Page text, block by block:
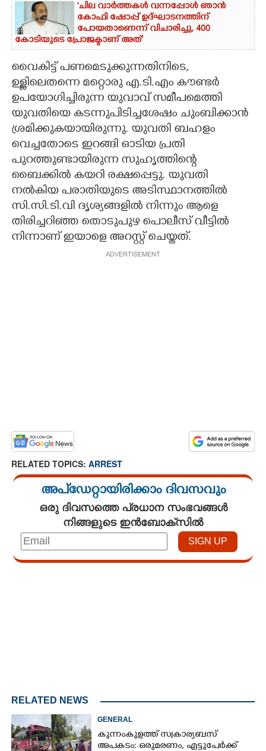
'ചില വാർത്തകൾ വന്നപ്പോൾ ഞാൻ
കോഫി ഷോപ്പ് ഉദ്ഘാടനത്തിന്
പോയതാണെന്ന് വിചാരിച്ചു, 400
കോടിയുടെ പ്രോജക്ടാണ് അത്'
വൈകിട്ട് പണമെടുക്കുന്നതിനിടെ,
ഉള്ളിലെതന്നെ മറ്റൊരു എ.ടി.എം കൗണ്ടർ
ഉപയോഗിച്ചിരുന്ന യുവാവ് സമീപമെത്തി
യുവതിയെ കടന്നുപിടിച്ചശേഷം ചുംബിക്കാൻ
ശ്രമിക്കുകയായിരുന്നു. യുവതി ബഹളം
വെച്ചതോടെ ഇറങ്ങി ഓടിയ പ്രതി
പുറത്തുണ്ടായിരുന്ന സുഹൃത്തിന്റെ
ബൈക്കിൽ കയറി രക്ഷപ്പെട്ടു. യുവതി
നൽകിയ പരാതിയുടെ അടിസ്ഥാനത്തിൽ
സി.സി.ടി.വി ദൃശ്യങ്ങളിൽ നിന്നും ആളെ
തിരിച്ചറിഞ്ഞ തൊടുപുഴ പൊലീസ് വീട്ടിൽ
നിന്നാണ് ഇയാളെ അറസ്റ്റ് ചെയ്തത്.
ADVERTISEMENT
RELATED TOPICS: ARREST
അപ്ഡേറ്റായിരിക്കാം ദിവസവും
ഒരു ദിവസത്തെ പ്രധാന സംഭവങ്ങൾ
നിങ്ങളുടെ ഇൻബോക്സിൽ
RELATED NEWS
GENERAL
കുന്നംകുളത്ത് സ്വകാര്യബസ്
അപകടം: ഒരുമരണം, എട്ടുപേർക്ക്